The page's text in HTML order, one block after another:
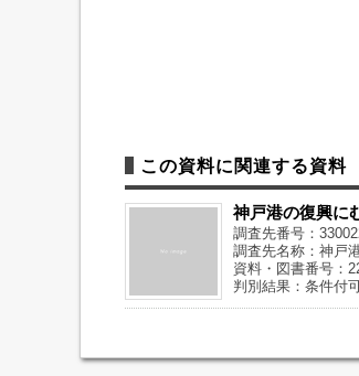
この資料に関連する資料
神戸港の復興に
調査先番号：
調査先名称：神戸
資料・図書番号：
判別結果：条件付